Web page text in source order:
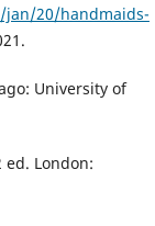
20/handmaids-
University of
ed. London: